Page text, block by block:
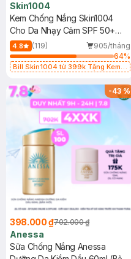
Skin1004
Kem Chống Nắng Skin1004
Cho Da Nhạy Cảm SPF 50+
50ml
4.8 (119)
905/tháng
64%
Bill Skin1004 từ 399k Tặng Kem
SPF 50+ 20ml (SL Có Hạn)
-43%
398.000 ₫702.000 ₫
Anessa
Sữa Chống Nắng Anessa